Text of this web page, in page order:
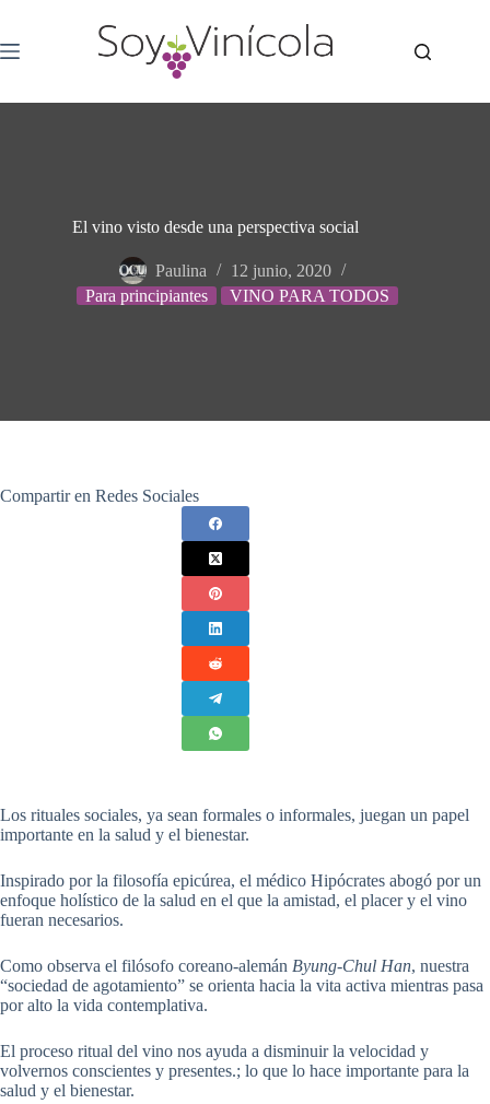
El vino visto desde una perspectiva social
Paulina
12 junio, 2020
Para principiantes
VINO PARA TODOS
Compartir en Redes Sociales
Los rituales sociales, ya sean formales o informales, juegan un papel
importante en la salud y el bienestar.
Inspirado por la filosofía epicúrea, el médico Hipócrates abogó por un
enfoque holístico de la salud en el que la amistad, el placer y el vino
fueran necesarios.
Como observa el filósofo coreano-alemán Byung-Chul Han, nuestra
“sociedad de agotamiento” se orienta hacia la vita activa mientras pasa
por alto la vida contemplativa.
El proceso ritual del vino nos ayuda a disminuir la velocidad y
volvernos conscientes y presentes.; lo que lo hace importante para la
salud y el bienestar.